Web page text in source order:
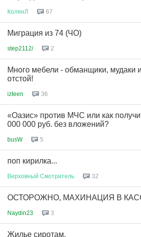
КолянЛ 67
Миграция из 74 (ЧО)
step2112/ 2
Много мебели - обманщики, мудаки и
отстой!
izteen 36
«Оазис» против МЧС или как
000 000 руб. без вложений?
busW 5
поп кирилка...
Верховный Смотритель 32
ОСТОРОЖНО, МАХИНАЦИЯ В
Naydin23 3
Жилье сиротам.